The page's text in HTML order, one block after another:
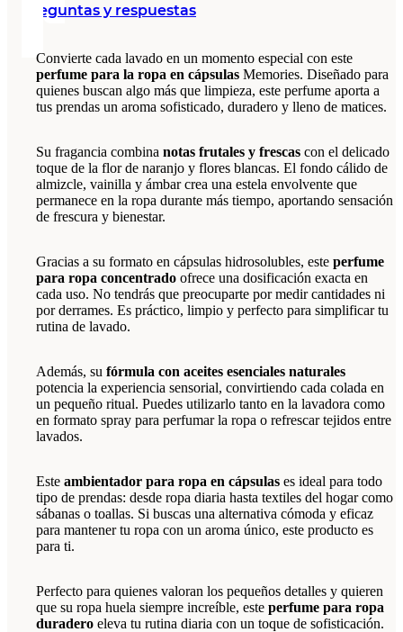
Preguntas y respuestas
Convierte cada lavado en un momento especial con este
perfume para la ropa en cápsulas Memories. Diseñado para
quienes buscan algo más que limpieza, este perfume aporta a
tus prendas un aroma sofisticado, duradero y lleno de matices.
Su fragancia combina notas frutales y frescas con el delicado
toque de la flor de naranjo y flores blancas. El fondo cálido de
almizcle, vainilla y ámbar crea una estela envolvente que
permanece en la ropa durante más tiempo, aportando sensación
de frescura y bienestar.
Gracias a su formato en cápsulas hidrosolubles, este perfume
para ropa concentrado ofrece una dosificación exacta en
cada uso. No tendrás que preocuparte por medir cantidades ni
por derrames. Es práctico, limpio y perfecto para simplificar tu
rutina de lavado.
Además, su fórmula con aceites esenciales naturales
potencia la experiencia sensorial, convirtiendo cada colada en
un pequeño ritual. Puedes utilizarlo tanto en la lavadora como
en formato spray para perfumar la ropa o refrescar tejidos entre
lavados.
Este ambientador para ropa en cápsulas es ideal para todo
tipo de prendas: desde ropa diaria hasta textiles del hogar como
sábanas o toallas. Si buscas una alternativa cómoda y eficaz
para mantener tu ropa con un aroma único, este producto es
para ti.
Perfecto para quienes valoran los pequeños detalles y quieren
que su ropa huela siempre increíble, este perfume para ropa
duradero eleva tu rutina diaria con un toque de sofisticación.